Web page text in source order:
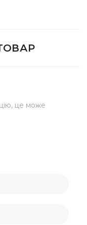
це може